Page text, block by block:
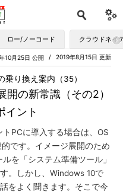
ロー/ノーコード クラウドネイ
2019年8月15日 更新
10月25日 公開
の新常識（その2）
ント
り換え案内（35）
PCに導入する場合は、OS
です。イメージ展開のため
を「システム準備ツール」
。しかし、Windows 10で
をよく聞きます。そこで今